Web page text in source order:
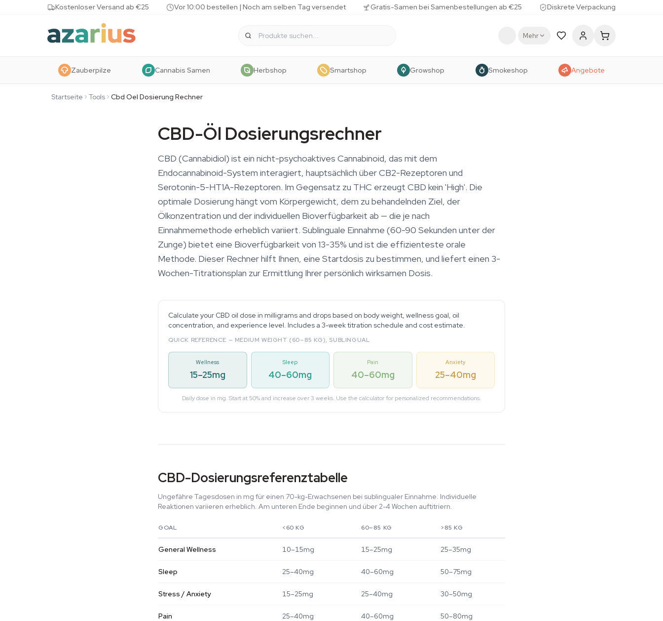
Skip to contentKostenloser Versand ab €25 Vor 10:00 bestellen | Noch am selben Tag versendet Gratis-Samen bei Samenbestellungen ab €25 Diskrete Verpackung
Mehr
Zauberpilze Cannabis Samen Herbshop Smartshop Growshop Smokeshop Angebote
Startseite Tools Cbd Oel Dosierung Rechner
CBD-Öl Dosierungsrechner
CBD (Cannabidiol) ist ein nicht-psychoaktives Cannabinoid, das mit dem
Endocannabinoid-System interagiert, hauptsächlich über CB2-Rezeptoren und
Serotonin-5-HT1A-Rezeptoren. Im Gegensatz zu THC erzeugt CBD kein 'High'. Die
optimale Dosierung hängt vom Körpergewicht, dem zu behandelnden Ziel, der
Ölkonzentration und der individuellen Bioverfügbarkeit ab — die je nach
Einnahmemethode erheblich variiert. Sublinguale Einnahme (60-90 Sekunden unter der
Zunge) bietet eine Bioverfügbarkeit von 13-35% und ist die effizienteste orale
Methode. Dieser Rechner hilft Ihnen, eine Startdosis zu bestimmen, und liefert einen 3-
Wochen-Titrationsplan zur Ermittlung Ihrer persönlich wirksamen Dosis.
Calculate your CBD oil dose in milligrams and drops based on body weight, wellness goal, oil
concentration, and experience level. Includes a 3-week titration schedule and cost estimate.
QUICK REFERENCE — MEDIUM WEIGHT (60–85 KG), SUBLINGUAL
Wellness
15–25mg
Sleep
40–60mg
Pain
40–60mg
Anxiety
25–40mg
Daily dose in mg. Start at 50% and increase over 3 weeks. Use the calculator for personalized recommendations.
CBD-Dosierungsreferenztabelle
Ungefähre Tagesdosen in mg für einen 70-kg-Erwachsenen bei sublingualer Einnahme. Individuelle
Reaktionen variieren erheblich. Am unteren Ende beginnen und über 2-4 Wochen auftitriern.
GOAL <60 KG 60–85 KG >85 KG
General Wellness 10–15mg 15–25mg 25–35mg
Sleep 25–40mg 40–60mg 50–75mg
Stress / Anxiety 15–25mg 25–40mg 30–50mg
Pain 25–40mg 40–60mg 50–80mg